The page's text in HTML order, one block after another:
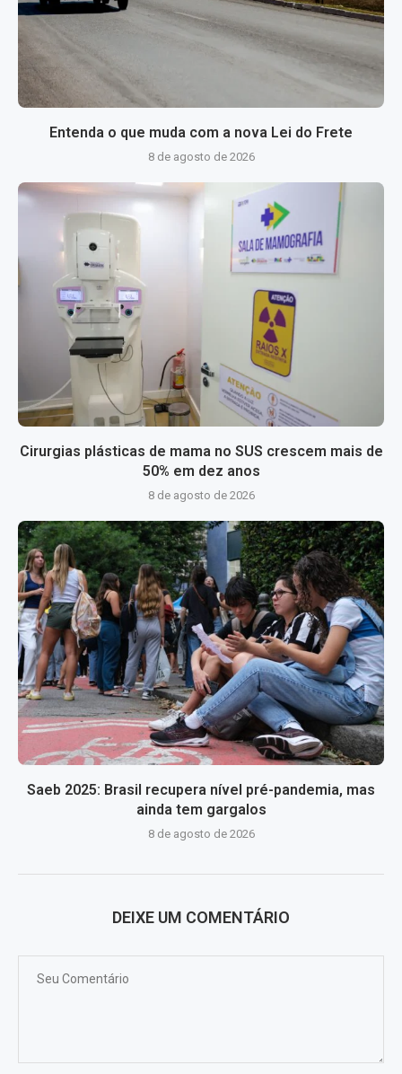
Entenda o que muda com a nova Lei do Frete
8 de agosto de 2026
Cirurgias plásticas de mama no SUS crescem mais de
50% em dez anos
8 de agosto de 2026
Saeb 2025: Brasil recupera nível pré-pandemia, mas
ainda tem gargalos
8 de agosto de 2026
DEIXE UM COMENTÁRIO